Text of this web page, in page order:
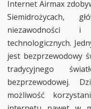
Internet Airmax
Siemidrożycach,
niezawodności i
technologicznych.
jest bezprzewodowy
tradycyjnego
bezprzewodowej.
możliwość